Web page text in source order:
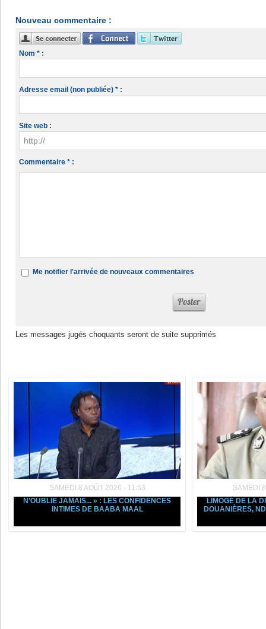
Nouveau commentaire :
Nom * :
Adresse email (non publiée) * :
Site web :
Commentaire * :
Me notifier l'arrivée de nouveaux commentaires
Les messages jugés choquants seront de suite supprimés
SAMEDI 8 AOÛT 2026 - 11:53
N’OUBLIE JAMAIS... » : LES CONFIDENCES
INTIMES DE BAABA MAAL
SAMEDI
LIMOGÉ DE LA
DOUANIÈRES,